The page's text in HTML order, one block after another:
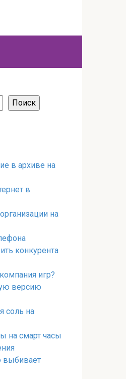
Поиск
в архиве на
в
на
конкурента
игр?
версию
соль на
на смарт часы
выбивает